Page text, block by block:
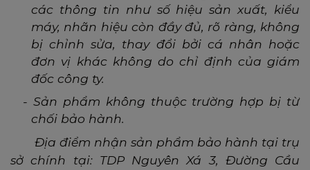
các thông tin như số hiệu sản xuất, kiểu
máy, nhãn hiệu còn đầy đủ, rõ ràng, không
bị chỉnh sửa, thay đổi bởi cá nhân hoặc
đơn vị khác không do chỉ định của giám
đốc công ty.
- Sản phẩm không thuộc trường hợp bị từ
chối bảo hành.
Địa điểm nhận sản phẩm bảo hành tại trụ
sở chính tại: TDP Nguyên Xá 3, Đường Cầu